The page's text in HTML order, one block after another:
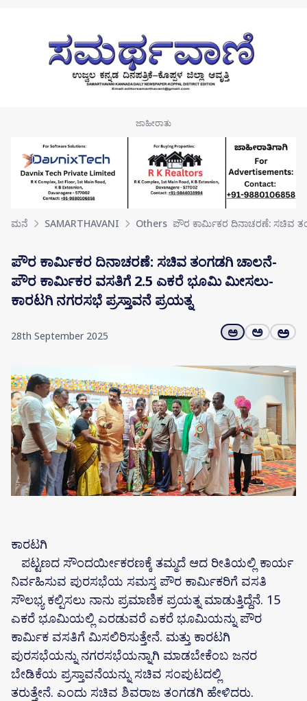
ಮನೆ SAMARTHAVANI Others ಪೌರ ಕಾರ್ಮಿಕರ ದಿನಾಚರಣೆ: ಸಚಿವ
ಪೌರ ಕಾರ್ಮಿಕರ ದಿನಾಚರಣೆ: ಸಚಿವ ತಂಗಡಗಿ ಚಾಲನೆ-
ಪೌರ ಕಾರ್ಮಿಕರ ವಸತಿಗೆ 2.5 ಎಕರೆ ಭೂಮಿ ಮೀಸಲು-
ಕಾರಟಗಿ ನಗರಸಭೆ ಪ್ರಸ್ತಾವನೆ ಪ್ರಯತ್ನ
28th September 2025 ಅ ಅ ಅ
ಕಾರಟಗಿ
ಪಟ್ಟಣದ ಸೌಂದರ್ಯೀಕರಣಕ್ಕೆ ತಮ್ಮದೆ ಆದ ರೀತಿಯಲ್ಲಿ ಕಾರ್ಯ
ನಿರ್ವಹಿಸುವ ಪುರಸಭೆಯ ಸಮಸ್ತ ಪೌರ ಕಾರ್ಮಿಕರಿಗೆ ವಸತಿ
ಸೌಲಭ್ಯ ಕಲ್ಪಿಸಲು ನಾನು ಪ್ರಮಾಣಿಕ ಪ್ರಯತ್ನ ಮಾಡುತ್ತಿದ್ದೆನೆ. 15
ಎಕರೆ ಭೂಮಿಯಲ್ಲಿ ಎರಡುವರೆ ಎಕರೆ ಭೂಮಿಯನ್ನು ಪೌರ
ಕಾರ್ಮಿಕ ವಸತಿಗೆ ಮಿಸಲಿರಿಸುತ್ತೇನೆ. ಮತ್ತು ಕಾರಟಗಿ
ಪುರಸಭೆಯನ್ನು ನಗರಸಭೆಯನ್ನಾಗಿ ಮಾಡಬೇಕೆಂಬ ಜನರ
ಬೇಡಿಕೆಯ ಪ್ರಸ್ತಾವನೆಯನ್ನು ಸಚಿವ ಸಂಪುಟದಲ್ಲಿ
ತರುತ್ತೇನೆ. ಎಂದು ಸಚಿವ ಶಿವರಾಜ ತಂಗಡಗಿ ಹೇಳಿದರು.